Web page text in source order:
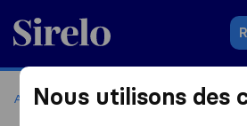
Sirelo.fr
Accueil Déménageurs France
Nous utilisons des